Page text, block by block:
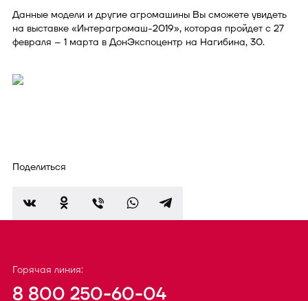
Данные модели и другие агромашины Вы сможете увидеть
на выставке «Интерагромаш-2019», которая пройдет с 27
февраля – 1 марта в ДонЭкспоцентр на Нагибина, 30.
Поделиться
Горячая линия:
8 800 250-60-04